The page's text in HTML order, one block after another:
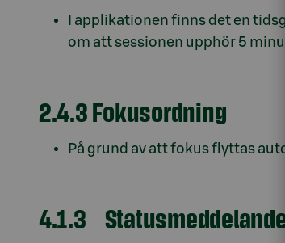
I applikationen finns det en
om att sessionen upphör 5
2.4.3 Fokusordning
På grund av att fokus flyttas
4.1.3